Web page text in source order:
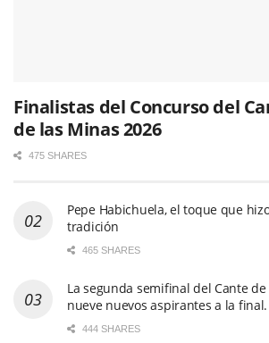
Finalistas del Concurso del
de las Minas 2026
475 SHARES
Pepe Habichuela, el toque que
tradición
465 SHARES
La segunda semifinal del Cante
nueve nuevos aspirantes a la
444 SHARES